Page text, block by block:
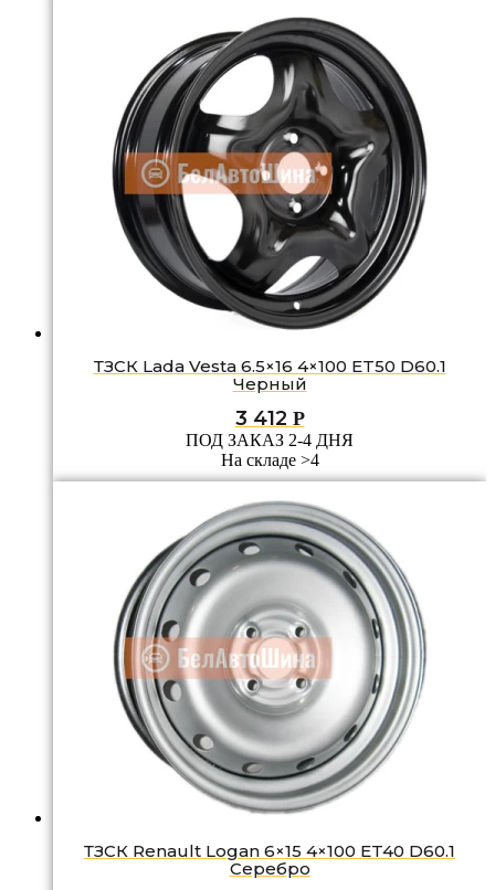
ТЗСК Lada Vesta 6.5×16 4×100 ET50 D60.1
Черный
3 412 Р
ПОД ЗАКАЗ 2-4 ДНЯ
На складе >4
ТЗСК Renault Logan 6×15 4×100 ET40 D60.1
Серебро